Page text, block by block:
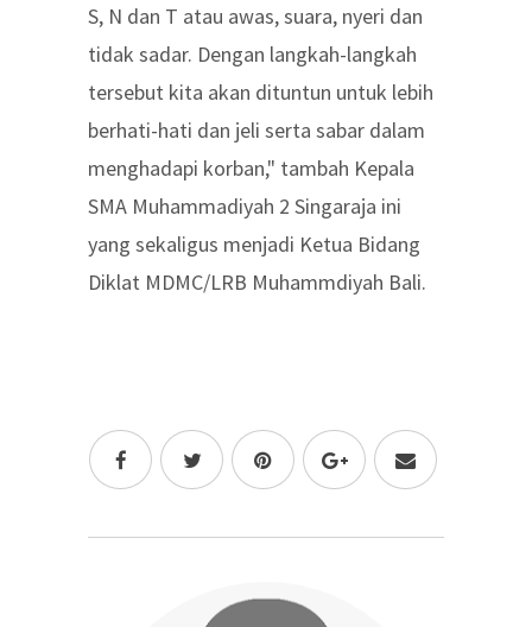
S, N dan T atau awas, suara, nyeri dan
tidak sadar. Dengan langkah-langkah
tersebut kita akan dituntun untuk lebih
berhati-hati dan jeli serta sabar dalam
menghadapi korban," tambah Kepala
SMA Muhammadiyah 2 Singaraja ini
yang sekaligus menjadi Ketua Bidang
Diklat MDMC/LRB Muhammdiyah Bali.